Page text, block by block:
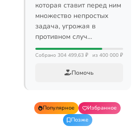
которая ставит перед ним
множество непростых
задача, угрожая в
противном случ…
Собрано 304 499,63 ₽ из 400 000 ₽
Помочь
Популярное
Избранное
Позже